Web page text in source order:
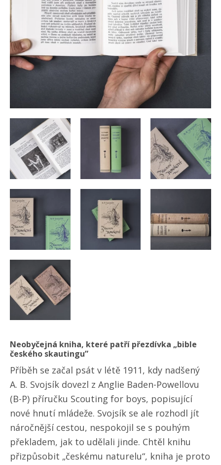
Neobyčejná kniha, které patří přezdívka „bible
českého skautingu”
Příběh se začal psát v létě 1911, kdy nadšený
A. B. Svojsík dovezl z Anglie Baden-Powellovu
(B-P) příručku Scouting for boys, popisující
nové hnutí mládeže. Svojsík se ale rozhodl jít
náročnější cestou, nespokojil se s pouhým
překladem, jak to udělali jinde. Chtěl knihu
přizpůsobit „českému naturelu“, kniha je proto